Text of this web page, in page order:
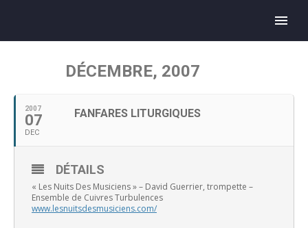
DÉCEMBRE, 2007
2007
07
DEC
FANFARES LITURGIQUES
DÉTAILS
« Les Nuits Des Musiciens » – David Guerrier, trompette –
Ensemble de Cuivres Turbulences
www.lesnuitsdesmusiciens.com/